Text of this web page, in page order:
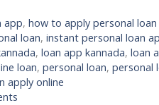
app,how to apply personal loan
loan, instant personal loan
, loan app kannada, loan
loan, personal loan, personal
apply online